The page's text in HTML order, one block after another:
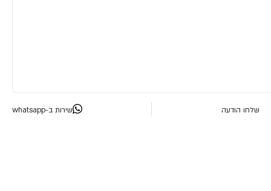
שלחו הודעה שירות ב-whatsapp